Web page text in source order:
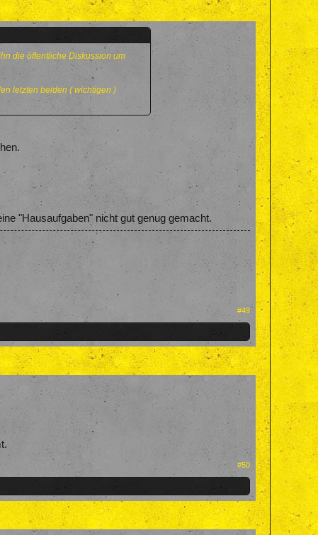
die öffentliche Diskussion um
letzten beiden ( wichtigen )
"Hausaufgaben" nicht gut genug gemacht.
#49
#50